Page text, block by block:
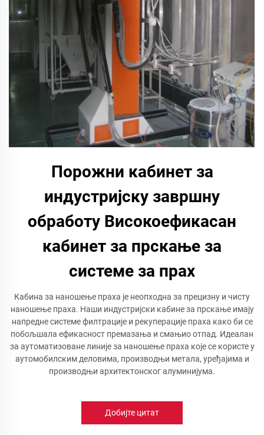
Порожни кабинет за
индустријску завршну
обработу Високоефикасан
кабинет за прскање за
системе за прах
Кабина за наношење праха је неопходна за прецизну и чисту
наношење праха. Наши индустријски кабине за прскање имају
напредне системе филтрације и рекуперације праха како би се
побољшала ефикасност премазања и смањио отпад. Идеалан
за аутоматизоване линије за наношење праха које се користе у
аутомобилским деловима, производњи метала, уређајима и
производњи архитектонског алуминијума.
Добијте цитат